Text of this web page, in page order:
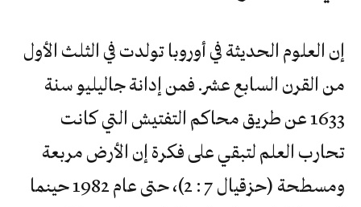
إن العلوم الحديثة في أوروبا تولدت في الثلث الأول
من القرن السابع عشر. فمن إدانة جاليليو سنة
1633 عن طريق محاكم التفتيش التي كانت
تحارب العلم لتبقي على فكرة إن الأرض مربعة
ومسطحة (حزقيال 7 : 2)، حتى عام 1982 حينما